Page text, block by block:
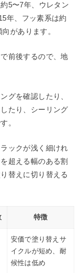
5〜7年、ウレタン
年、フッ素系は約
があります。
前後するので、地
グを確認したり、
たり、シーリング
。
ックが浅く細けれ
超える幅のある割
替えに切り替える
特徴
安価で塗り替えサ
イクルが短め、耐
候性は低め